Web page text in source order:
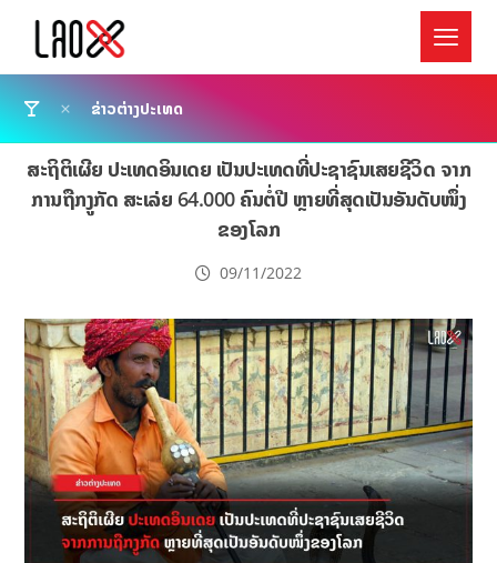
ຂ່າວຕ່າງປະເທດ
ສະຖິຕິເຜີຍ ປະເທດອິນເດຍ ເປັນປະເທດທີ່ປະຊາຊົນເສຍຊີວິດ ຈາກ
ການຖືກງູກັດ ສະເລ່ຍ 64.000 ຄົນຕໍ່ປີ ຫຼາຍທີ່ສຸດເປັນອັນດັບໜຶ່ງ
ຂອງໂລກ
09/11/2022